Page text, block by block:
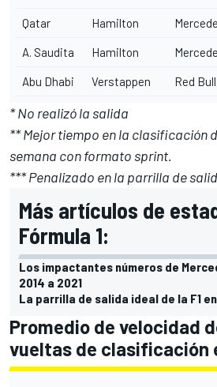
Qatar Hamilton
A. Saudita Hamilton
Abu Dhabi Verstappen Red Bull
* No realizó la salida
** Mejor tiempo en la clasificación
semana con formato sprint.
*** Penalizado en la parrilla de
Más artículos de
Fórmula 1:
Los impactantes números de
2014 a 2021
La parrilla de salida ideal de la F1
Promedio de velocidad
vueltas de clasificación